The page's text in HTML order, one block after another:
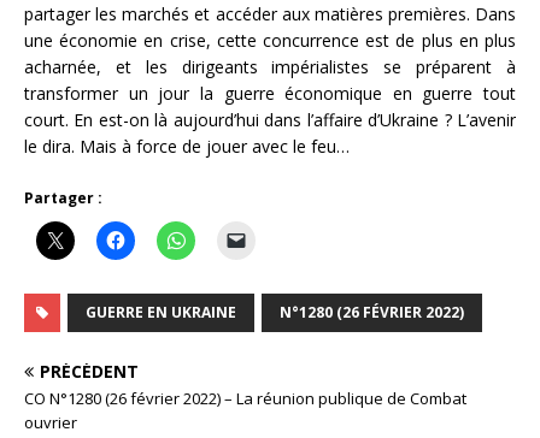
partager les marchés et accéder aux matières premières. Dans
une économie en crise, cette concurrence est de plus en plus
acharnée, et les dirigeants impérialistes se préparent à
transformer un jour la guerre économique en guerre tout
court. En est-on là aujourd’hui dans l’affaire d’Ukraine ? L’avenir
le dira. Mais à force de jouer avec le feu…
Partager :
GUERRE EN UKRAINE N°1280 (26 FÉVRIER 2022)
PRÉCÉDENT
CO N°1280 (26 février 2022) – La réunion publique de Combat
ouvrier